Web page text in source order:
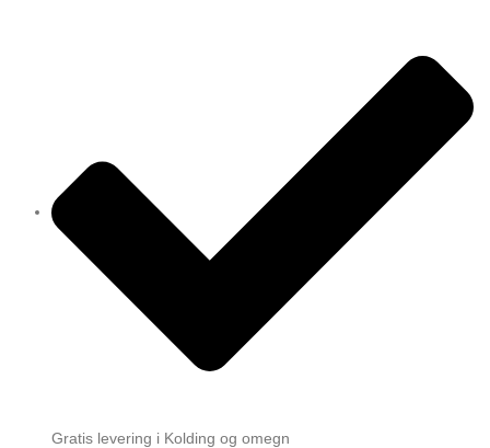
Gratis levering i Kolding og omegn